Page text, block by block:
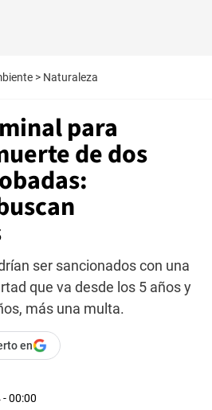
> Naturaleza
para
de dos
ser sancionados con una
que va desde los 5 años y
más una multa.
en
00:00